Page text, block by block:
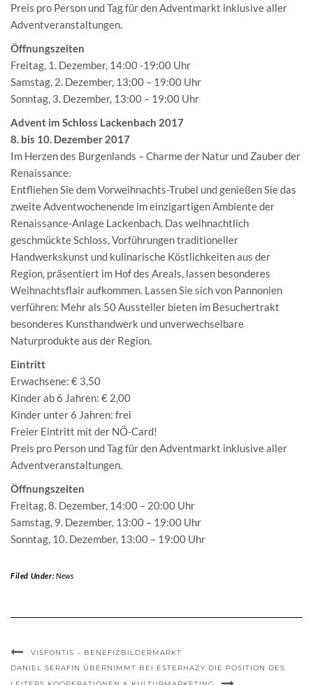
Preis pro Person und Tag für den Adventmarkt inklusive aller
Adventveranstaltungen.
Öffnungszeiten
Freitag, 1. Dezember, 14:00 -19:00 Uhr
Samstag, 2. Dezember, 13:00 – 19:00 Uhr
Sonntag, 3. Dezember, 13:00 – 19:00 Uhr
Advent im Schloss Lackenbach 2017
8. bis 10. Dezember 2017
Im Herzen des Burgenlands – Charme der Natur und Zauber der
Renaissance.
Entfliehen Sie dem Vorweihnachts-Trubel und genießen Sie das
zweite Adventwochenende im einzigartigen Ambiente der
Renaissance-Anlage Lackenbach. Das weihnachtlich
geschmückte Schloss, Vorführungen traditioneller
Handwerkskunst und kulinarische Köstlichkeiten aus der
Region, präsentiert im Hof des Areals, lassen besonderes
Weihnachtsflair aufkommen. Lassen Sie sich von Pannonien
verführen: Mehr als 50 Aussteller bieten im Besuchertrakt
besonderes Kunsthandwerk und unverwechselbare
Naturprodukte aus der Region.
Eintritt
Erwachsene: € 3,50
Kinder ab 6 Jahren: € 2,00
Kinder unter 6 Jahren: frei
Freier Eintritt mit der NÖ-Card!
Preis pro Person und Tag für den Adventmarkt inklusive aller
Adventveranstaltungen.
Öffnungszeiten
Freitag, 8. Dezember, 14:00 – 20:00 Uhr
Samstag, 9. Dezember, 13:00 – 19:00 Uhr
Sonntag, 10. Dezember, 13:00 – 19:00 Uhr
Filed Under:News
VISFONTIS – BENEFIZBILDERMARKT
DANIEL SERAFIN ÜBERNIMMT BEI ESTERHAZY DIE POSITION DES